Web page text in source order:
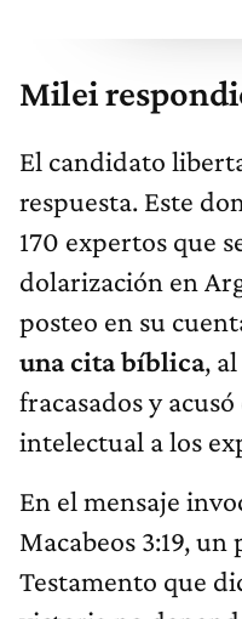
Milei
El candidato
respuesta. Este
170 expertos que
dolarización en
posteo en su
una cita bíblica,
fracasados y
intelectual a los
En el mensaje
Macabeos 3:19,
Testamento que